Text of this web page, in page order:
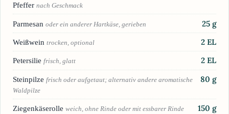
Pfeffer nach Geschmack
Parmesan oder ein anderer Hartkäse, gerieben 25 g
Weißwein trocken, optional 2 EL
Petersilie frisch, glatt 2 EL
Steinpilze frisch oder aufgetaut; alternativ andere aromatische
Waldpilze
80 g
Ziegenkäserolle weich, ohne Rinde oder mit essbarer Rinde 150 g